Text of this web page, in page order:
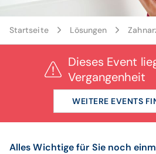
Startseite Lösungen
Dieses Event
Vergangenheit
WEITERE EVENTS
Alles Wichtige für Sie noch